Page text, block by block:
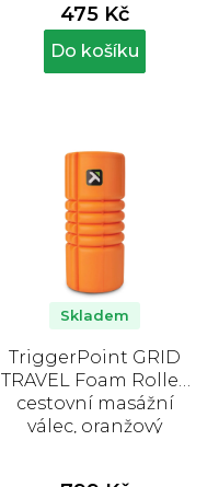
475 Kč
Do košíku
TriggerPoint GRID
TRAVEL Foam Roller,
cestovní masážní
válec, oranžový
Skladem